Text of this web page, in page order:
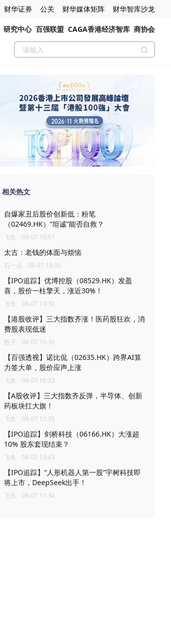
财华证券 公关 财华媒体矩阵 财华智库沙龙
研究中心 百强联盟 CAGA香港经济智库 商协会
相关热文
自爆家丑后股价创新低：粉笔
（02469.HK）“坦诚”能否自救？
飞鱼 08-07 19:51
太古：老钱的体面与烦恼
石一点 08-07 19:36
【IPO追踪】优博控股（08529.HK）发盈
喜，股价一柱擎天，涨近30%！
飞鱼 08-07 19:30
【港股收评】三大指数齐涨！医药股狂欢，消
费股表现低迷
瓶子 08-07 16:36
【百强透视】诺比侃（02635.HK）跨界AI算
力签大单，股价应声上涨
飞鱼 08-07 16:33
【A股收评】三大指数齐反弹，半导体、创新
药板块扛大旗！
飞鱼 08-07 15:35
【IPO追踪】剑桥科技（06166.HK）大涨超
10% 股东套现结束？
飞鱼 08-07 13:43
【IPO追踪】“人形机器人第一股”宇树科技即
将上市，DeepSeek出手！
飞鱼 08-07 11:34